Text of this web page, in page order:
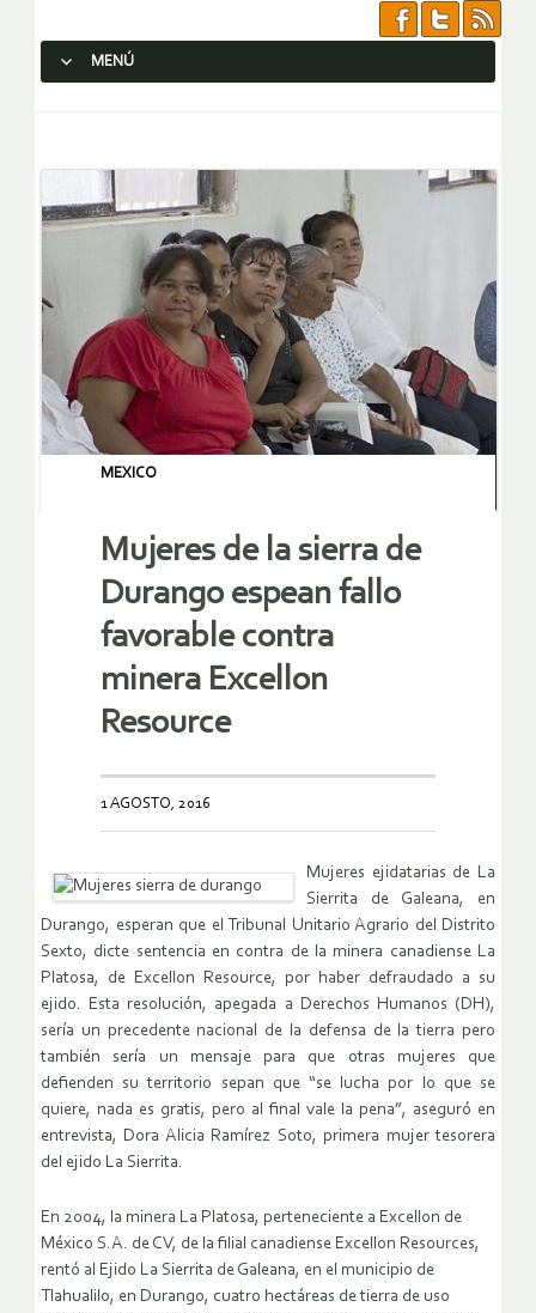
MENÚ
MEXICO
Mujeres de la sierra de
Durango espean fallo
favorable contra
minera Excellon
Resource
1 AGOSTO, 2016
Mujeres ejidatarias de La
Sierrita de Galeana, en
Durango, esperan que el Tribunal Unitario Agrario del Distrito
Sexto, dicte sentencia en contra de la minera canadiense La
Platosa, de Excellon Resource, por haber defraudado a su
ejido. Esta resolución, apegada a Derechos Humanos (DH),
sería un precedente nacional de la defensa de la tierra pero
también sería un mensaje para que otras mujeres que
defienden su territorio sepan que “se lucha por lo que se
quiere, nada es gratis, pero al final vale la pena”, aseguró en
entrevista, Dora Alicia Ramírez Soto, primera mujer tesorera
del ejido La Sierrita.
En 2004, la minera La Platosa, perteneciente a Excellon de
México S.A. de CV, de la filial canadiense Excellon Resources,
rentó al Ejido La Sierrita de Galeana, en el municipio de
Tlahualilo, en Durango, cuatro hectáreas de tierra de uso